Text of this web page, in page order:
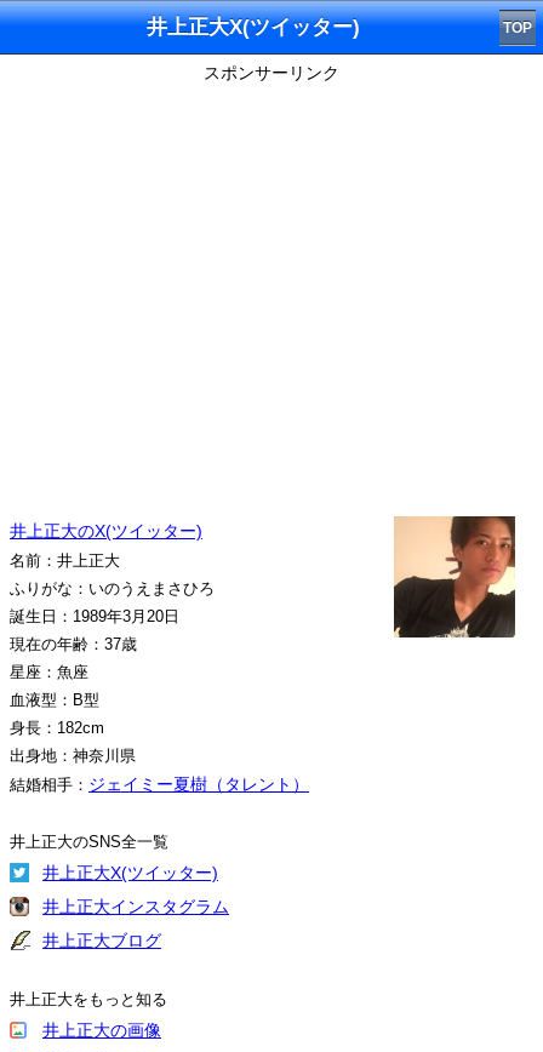
井上正大X(ツイッター) TOP
スポンサーリンク
井上正大のX(ツイッター)
名前：井上正大
ふりがな：いのうえまさひろ
誕生日：1989年3月20日
現在の年齢：37歳
星座：魚座
血液型：B型
身長：182cm
出身地：神奈川県
結婚相手： ジェイミー夏樹（タレント）
井上正大のSNS全一覧
井上正大X(ツイッター)
井上正大インスタグラム
井上正大ブログ
井上正大をもっと知る
井上正大の画像